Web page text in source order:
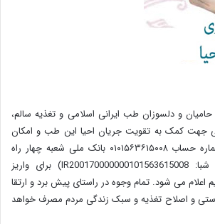
و دلسوزان طب ایرانی اسلامی و تغذیه سالم،
جهت کمک به تقویت جریان احیا این طب و امکان
همیاری در این زمینه شماره حساب ۰۱۰۱۵۶۳۶۱۵۰۰۸ بانک ملی شعبه چهار راه
ساسان تهران ( شماره شبا: IR200170000000101563615008) برای واریز
اعلام می شود. تمام وجوه در راستای پیش برد و ارتقا
و اصلاح تغذیه و سبک زندگی مردم مصرف خواهد